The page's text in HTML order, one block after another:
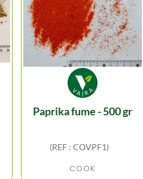
paprika fume - 500 gr
(REF : COVPF1)
COOK